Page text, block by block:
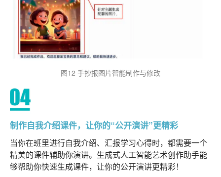
图12 手抄报图片智能制作与修改
制作自我介绍课件，让你的“公开演讲”更精彩
当你在班里进行自我介绍、汇报学习心得时，都需要一个
精美的课件辅助你演讲。生成式人工智能艺术创作助手能
够帮助你快速生成课件，让你的公开演讲更精彩！